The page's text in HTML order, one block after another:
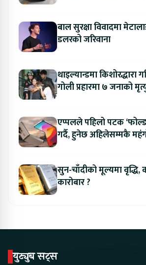
बाल सुरक्षा विवादमा
डलरको जरिवाना
थाइल्यान्डमा किशोरद्धारा
गोली प्रहारमा ७
एप्पलले पहिलो पटक
गर्दै, हुनेछ अहिलेसम्मकै
सुन-चाँदीको मूल्यमा वृद्धि,
कारोबार ?
युट्युब सट्स